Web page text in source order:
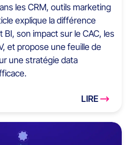
les CRM, outils marketing
explique la différence
son impact sur le CAC, les
et propose une feuille de
une stratégie data
LIRE